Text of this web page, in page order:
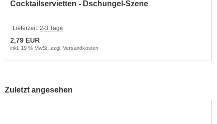
Cocktailservietten - Dschungel-Szene
Lieferzeit: 2-3 Tage
2,79 EUR
inkl. 19 % MwSt. zzgl. Versandkosten
Zuletzt angesehen